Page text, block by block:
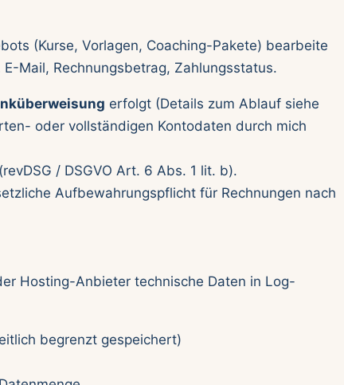
(Kurse, Vorlagen, Coaching-Pakete) bearbeite
Mail, Rechnungsbetrag, Zahlungsstatus.
erfolgt (Details zum Ablauf siehe
oder vollständigen Kontodaten durch mich
/ DSGVO Art. 6 Abs. 1 lit. b).
Aufbewahrungspflicht für Rechnungen nach
Hosting-Anbieter technische Daten in Log-
begrenzt gespeichert)